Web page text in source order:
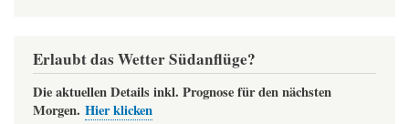
Erlaubt das Wetter Südanflüge?
Die aktuellen Details inkl. Prognose für den nächsten
Morgen. Hier klicken